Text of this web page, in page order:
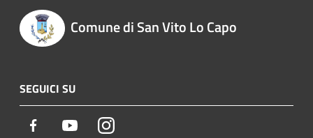
Comune di San Vito Lo Capo
SEGUICI SU
Facebook YoutubeInstagram